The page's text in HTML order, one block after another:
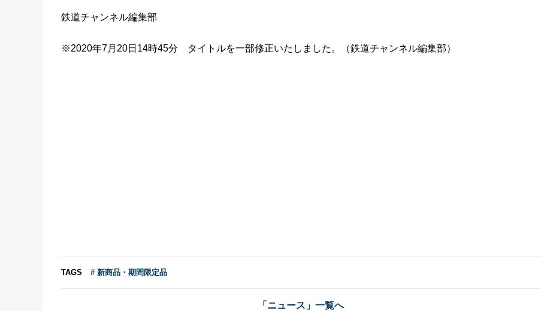
鉄道チャンネル編集部
※2020年7月20日14時45分 タイトルを一部修正いたしました。（鉄道チャンネル編集部）
TAGS # 新商品・期間限定品
「ニュース」一覧へ